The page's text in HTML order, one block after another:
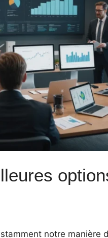
notre manière